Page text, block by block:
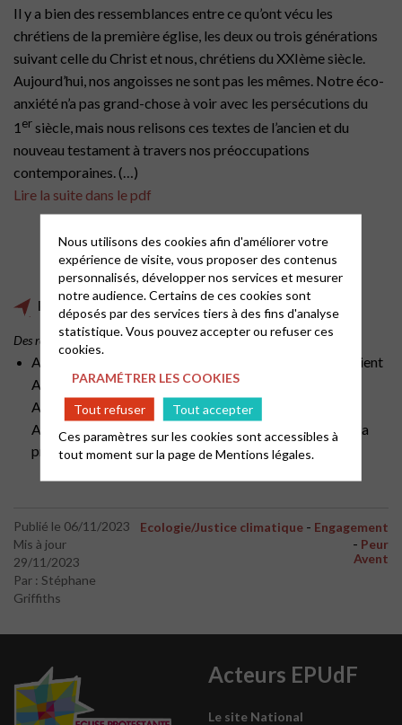
Il y a bien des ressemblances entre ce qu’ont vécu les
chrétiens de la première église, les deux ou trois générations
suivant celle du Christ et nous, chrétiens du XXIème siècle.
Aujourd’hui, nos angoisses ne sont pas les mêmes. Notre éco-
anxiété n’a pas grand-chose à voir avec les persécutions du
1 ersiècle, mais nous relisons ces textes de l’ancien et du
nouveau testament à travers nos préoccupations
contemporaines.(…)
Lire la suite dans le pdf
Propositions de chants pour cette prédication
Des recueils Arc-En-Ciel (ARC), Alléluia (ALL)
ARC 167, ALL 13/03 Quand les montagnes s’éloigneraient
ARC 315, ALL 31/22 Quand s’éveilleront nos cœurs
ARC 318, ALL 31/28 Toi qui es lumière
ALL 31/33 Reste éveillé (proposition dans le corps de la
prédication)
Publié le 06/11/2023
Mis à jour
29/11/2023
Par : Stéphane
Griffiths
Ecologie/Justice climatique - Engagement
- Peur
Avent
Acteurs EPUdF
Le site National
Nous utilisons des cookies afin d'améliorer votre
expérience de visite, vous proposer des contenus
personnalisés, développer nos services et mesurer
notre audience. Certains de ces cookies sont
déposés par des services tiers à des fins d'analyse
statistique. Vous pouvez accepter ou refuser ces
cookies.
PARAMÉTRER LES COOKIES
Tout refuser
Tout accepter
Ces paramètres sur les cookies sont accessibles à
tout moment sur la page deMentions légales.